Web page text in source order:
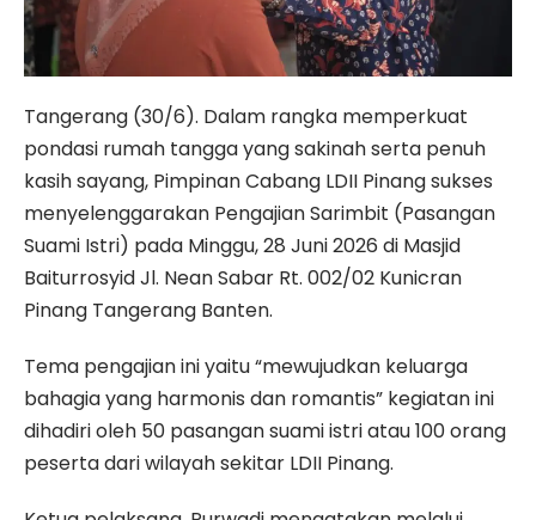
Tangerang (30/6). Dalam rangka memperkuat
pondasi rumah tangga yang sakinah serta penuh
kasih sayang, Pimpinan Cabang LDII Pinang sukses
menyelenggarakan Pengajian Sarimbit (Pasangan
Suami Istri) pada Minggu, 28 Juni 2026 di Masjid
Baiturrosyid Jl. Nean Sabar Rt. 002/02 Kunicran
Pinang Tangerang Banten.
Tema pengajian ini yaitu “mewujudkan keluarga
bahagia yang harmonis dan romantis” kegiatan ini
dihadiri oleh 50 pasangan suami istri atau 100 orang
peserta dari wilayah sekitar LDII Pinang.